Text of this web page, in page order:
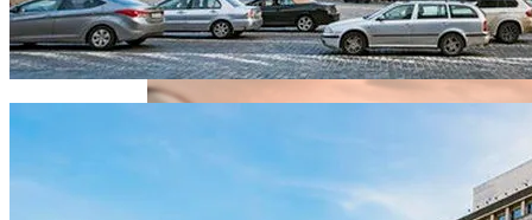
Извержение Вулкана На Юге Исландии:
Чрезвычайное Положение И Эвакуация
В Киеве Появится Арт-Объект В Виде
«Мусорного Человека»